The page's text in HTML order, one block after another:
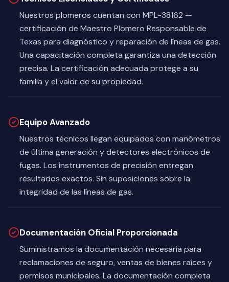
Nuestros plomeros cuentan con MPL-38162 —
certificación de Maestro Plomero Responsable de
Texas para diagnóstico y reparación de líneas de gas.
Una capacitación completa garantiza una detección
precisa. La certificación adecuada protege a su
familia y el valor de su propiedad.
Equipo Avanzado
Nuestros técnicos llegan equipados con manómetros
de última generación y detectores electrónicos de
fugas. Los instrumentos de precisión entregan
resultados exactos. Sin suposiciones sobre la
integridad de las líneas de gas.
Documentación Oficial Proporcionada
Suministramos la documentación necesaria para
reclamaciones de seguro, ventas de bienes raíces y
permisos municipales. La documentación completa